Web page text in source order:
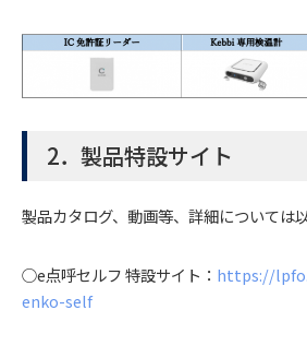
2．製品特設サイト
製品カタログ、動画等、詳細については
○e点呼セルフ 特設サイト： https://
enko-self